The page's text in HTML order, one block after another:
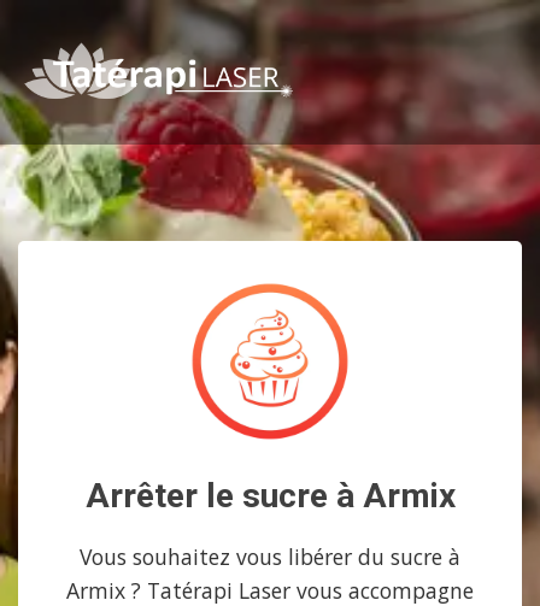
Arrêter le sucre à Armix
Vous souhaitez vous libérer du sucre à
Armix ? Tatérapi Laser vous accompagne